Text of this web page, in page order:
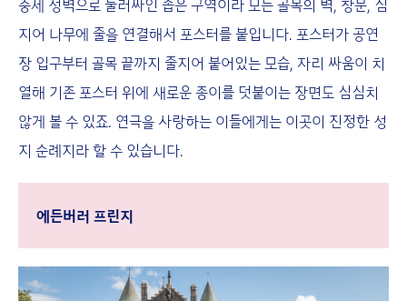
중세 성벽으로 둘러싸인 좁은 구역이라 모든 골목의 벽, 창문, 심
지어 나무에 줄을 연결해서 포스터를 붙입니다. 포스터가 공연
장 입구부터 골목 끝까지 줄지어 붙어있는 모습, 자리 싸움이 치
열해 기존 포스터 위에 새로운 종이를 덧붙이는 장면도 심심치
않게 볼 수 있죠. 연극을 사랑하는 이들에게는 이곳이 진정한 성
지 순례지라 할 수 있습니다.
에든버러 프린지